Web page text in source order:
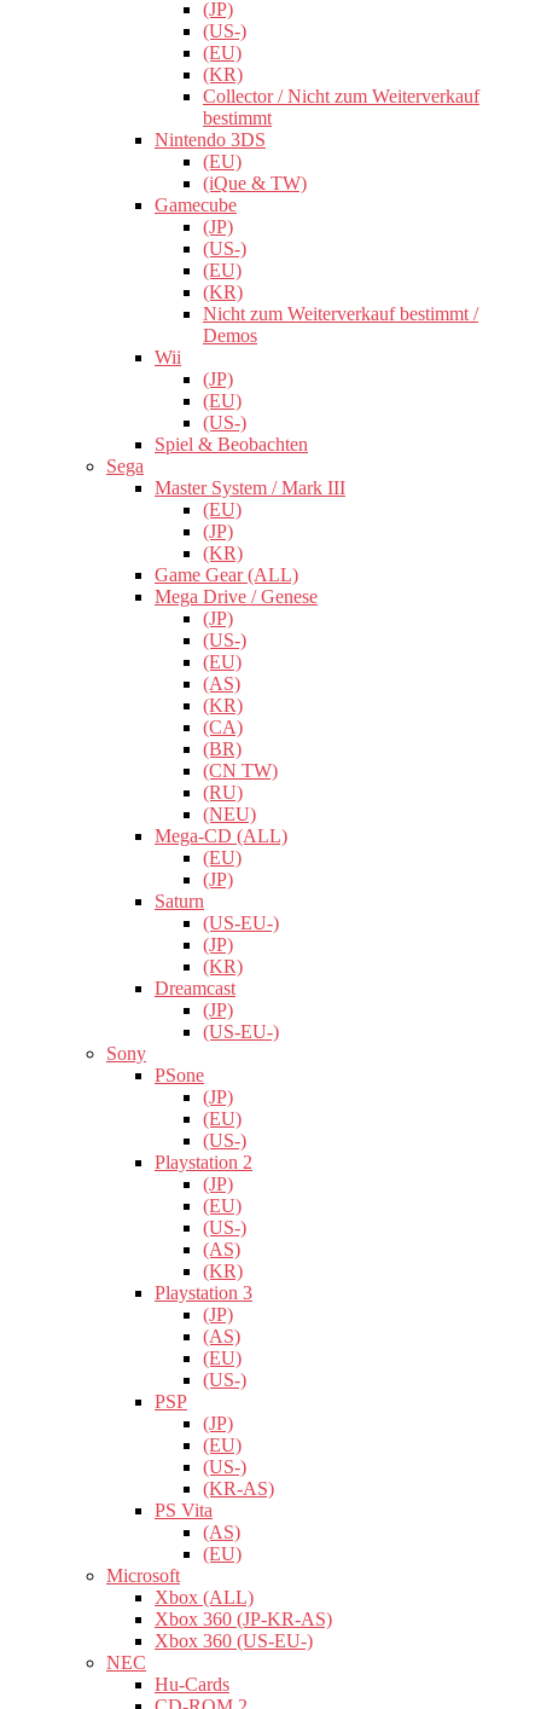
(JP)
(US-)
(EU)
(KR)
Collector / Nicht zum Weiterverkauf
bestimmt
Nintendo 3DS
(EU)
(iQue & TW)
Gamecube
(JP)
(US-)
(EU)
(KR)
Nicht zum Weiterverkauf bestimmt /
Demos
Wii
(JP)
(EU)
(US-)
Spiel & Beobachten
Sega
Master System / Mark III
(EU)
(JP)
(KR)
Game Gear (ALL)
Mega Drive / Genese
(JP)
(US-)
(EU)
(AS)
(KR)
(CA)
(BR)
(CN TW)
(RU)
(NEU)
Mega-CD (ALL)
(EU)
(JP)
Saturn
(US-EU-)
(JP)
(KR)
Dreamcast
(JP)
(US-EU-)
Sony
PSone
(JP)
(EU)
(US-)
Playstation 2
(JP)
(EU)
(US-)
(AS)
(KR)
Playstation 3
(JP)
(AS)
(EU)
(US-)
PSP
(JP)
(EU)
(US-)
(KR-AS)
PS Vita
(AS)
(EU)
Microsoft
Xbox (ALL)
Xbox 360 (JP-KR-AS)
Xbox 360 (US-EU-)
NEC
Hu-Cards